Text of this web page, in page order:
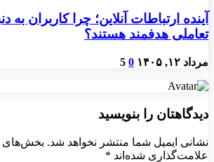
آینده ارتباطات آنلاین؛ چرا کاربران به
تعاملی هدفمند هستند؟
مرداد ۱۲, ۱۴۰۵ 0
5
دیدگاهتان را بنویسید
نشانی ایمیل شما منتشر نخواهد شد. بخش‌های
علامت‌گذاری شده‌اند *